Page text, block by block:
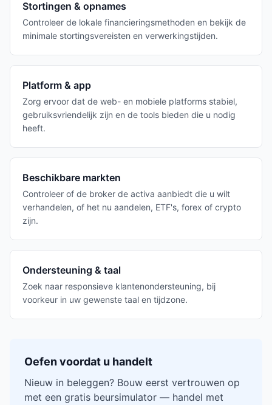
Stortingen & opnames
Controleer de lokale financieringsmethoden en bekijk de
minimale stortingsvereisten en verwerkingstijden.
Platform & app
Zorg ervoor dat de web- en mobiele platforms stabiel,
gebruiksvriendelijk zijn en de tools bieden die u nodig
heeft.
Beschikbare markten
Controleer of de broker de activa aanbiedt die u wilt
verhandelen, of het nu aandelen, ETF's, forex of crypto
zijn.
Ondersteuning & taal
Zoek naar responsieve klantenondersteuning, bij
voorkeur in uw gewenste taal en tijdzone.
Oefen voordat u handelt
Nieuw in beleggen? Bouw eerst vertrouwen op
met een gratis beursimulator — handel met